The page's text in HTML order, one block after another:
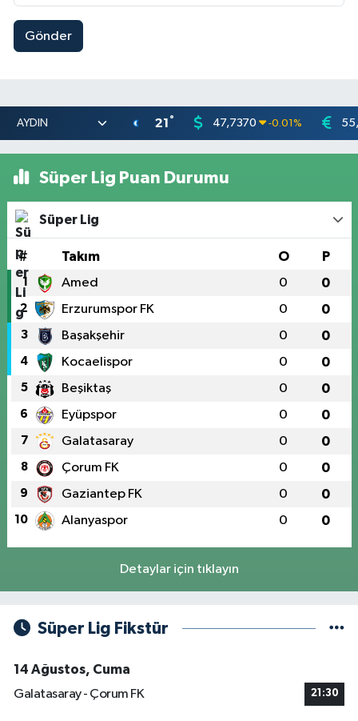
Gönder
21 ° 47,7370 -0.01 %
Süper Lig Puan Durumu
Süper Lig
# Takım O P
1 Amed 0 0
2 Erzurumspor FK 0 0
3 Başakşehir 0 0
4 Kocaelispor 0 0
5 Beşiktaş 0 0
6 Eyüpspor 0 0
7 Galatasaray 0 0
8 Çorum FK 0 0
9 Gaziantep FK 0 0
10 Alanyaspor 0 0
Detaylar için tıklayın
Süper Lig Fikstür
14 Ağustos, Cuma
Galatasaray - Çorum FK
21:30